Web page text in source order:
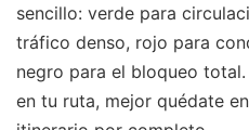
sencillo: verde para
tráfico denso, rojo para
negro para el bloqueo
en tu ruta, mejor quédate